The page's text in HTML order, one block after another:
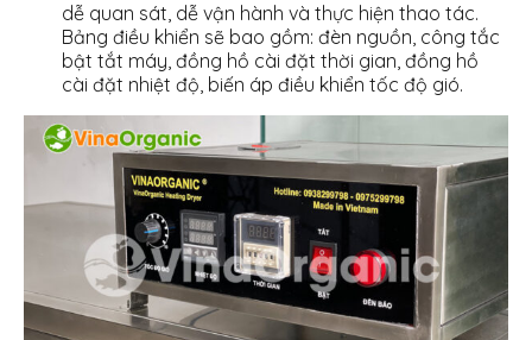
dễ quan sát, dễ vận hành và thực hiện thao tác.
Bảng điều khiển sẽ bao gồm: đèn nguồn, công tắc
bật tắt máy, đồng hồ cài đặt thời gian, đồng hồ
cài đặt nhiệt độ, biến áp điều khiển tốc độ gió.